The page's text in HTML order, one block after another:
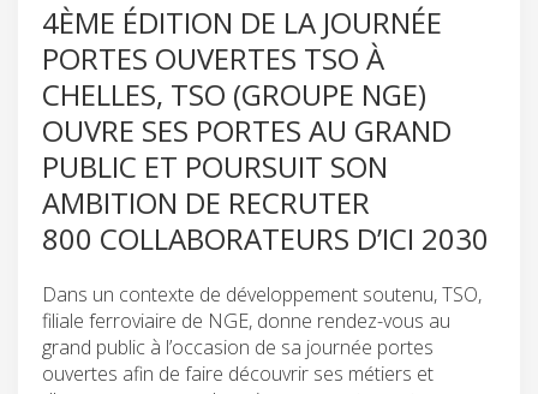
4ÈME ÉDITION DE LA JOURNÉE
PORTES OUVERTES TSO À
CHELLES, TSO (GROUPE NGE)
OUVRE SES PORTES AU GRAND
PUBLIC ET POURSUIT SON
AMBITION DE RECRUTER
800 COLLABORATEURS D’ICI 2030
Dans un contexte de développement soutenu, TSO,
filiale ferroviaire de NGE, donne rendez-vous au
grand public à l’occasion de sa journée portes
ouvertes afin de faire découvrir ses métiers et